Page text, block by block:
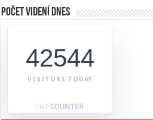
Počet videní dnes
42544
VISITORS TODAY